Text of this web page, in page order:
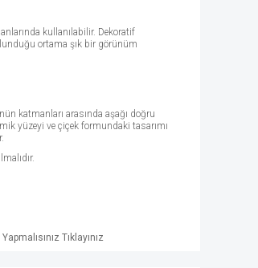
Yapmalısınız Tıklayınız
kullanılabilir. Dekoratif
ortama şık bir görünüm
katmanları arasında aşağı doğru
yüzeyi ve çiçek formundaki tasarımı